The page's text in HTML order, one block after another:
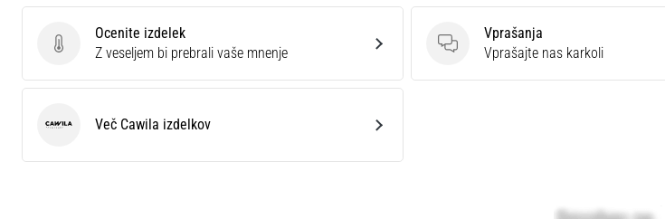
Ocenite izdelek
Ocenite izdelek
Z veseljem bi prebrali vaše mnenje
Vprašanja
Vprašanja
Vprašajte nas karkoli
Cawila Več Cawila izdelkov